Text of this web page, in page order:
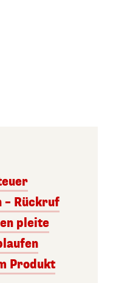
– Rückruf
pleite
Produkt